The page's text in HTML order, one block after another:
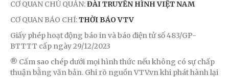
CƠ QUAN CHỦ QUẢN:ĐÀI TRUYỀN HÌNH VIỆT NAM
CƠ QUAN BÁO CHÍ:THỜI BÁO VTV
Giấy phép hoạt động báo in và báo điện tử số 483/GP-
BTTTT cấp ngày 29/12/2023
® Cấm sao chép dưới mọi hình thức nếu không có sự chấp
thuận bằng văn bản. Ghi rõ nguồn VTV.vn khi phát hành lại